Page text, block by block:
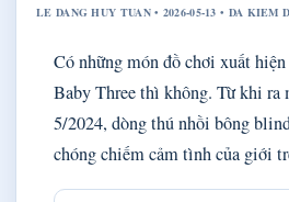
LE DANG HUY TUAN • 2026-05-13 • DA KIEM
Có những món đồ chơi xuất
Baby Three thì không. Từ khi ra
5/2024, dòng thú nhồi bông
chóng chiếm cảm tình của giới